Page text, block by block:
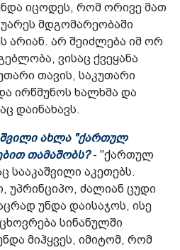
იცოდეს, რომ ორივე მათ
უარეს მდგომარეობაში
არიან. არ შეიძლება იმ ორ
ვისაც ქვეყანა
თავის, საკუთარი
ირწმუნოს ხალხმა და
დაინახავს.
ახლა "ქართულ
თამაშობს?- "ქართულ
სააკაშვილი აკეთებს.
უპრინციპო, ძალიან ცუდი
უნდა დაისაჯოს, ისე
სინანულში
მიჰყვეს, იმიტომ, რომ